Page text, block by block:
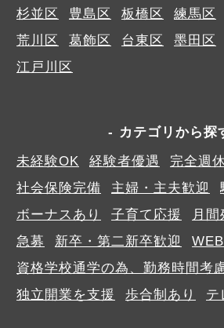
杉並区
豊島区 板橋区 練馬区
荒川区
葛飾区 台東区 墨田区
江戸川区
カテゴリから探
未経験OK
経験者優遇
完全週
社会保険完備
主婦・主夫歓迎
ボーナスあり
子育て応援
月
急募
新卒・第二新卒歓迎
資格学校通学の為、勤務時間考
独立開業を支援
歩合制あり テ